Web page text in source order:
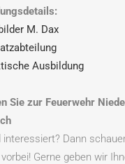
M. Dax
Ausbildung
Sie zur Feuerwehr
interessiert? Dann
Gerne geben wir